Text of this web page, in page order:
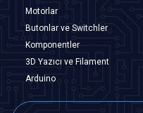
Motorlar
Butonlar ve Switchler
Komponentler
3D Yazıcı ve Filament
Arduino